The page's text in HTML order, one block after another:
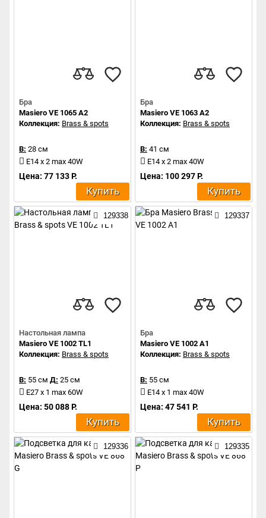
Бра
Masiero VE 1065 A2
Коллекция: Brass & spots
В: 28 см
E14 x 2 max 40W
Цена: 77 133 Р.
Купить
Бра
Masiero VE 1063 A2
Коллекция: Brass & spots
В: 41 см
E14 x 2 max 40W
Цена: 100 297 Р.
Купить
129338
Настольная лампа
Masiero VE 1002 TL1
Коллекция: Brass & spots
В: 55 см Д: 25 см
E27 x 1 max 60W
Цена: 50 088 Р.
Купить
129337
Бра
Masiero VE 1002 A1
Коллекция: Brass & spots
В: 55 см
E14 x 1 max 40W
Цена: 47 541 Р.
Купить
129336 129335